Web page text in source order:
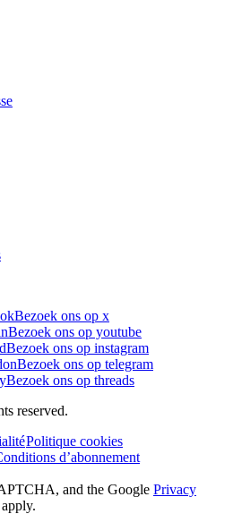
Bezoek ons op x
Bezoek ons op youtube
Bezoek ons op instagram
Bezoek ons op telegram
Bezoek ons op threads
reserved.
Politique cookies
d’abonnement
and the Google Privacy
apply.